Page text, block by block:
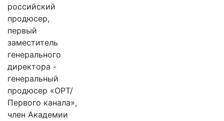
российский
продюсер,
первый
заместитель
генерального
директора -
генеральный
продюсер «ОРТ/
Первого канала»,
член Академии